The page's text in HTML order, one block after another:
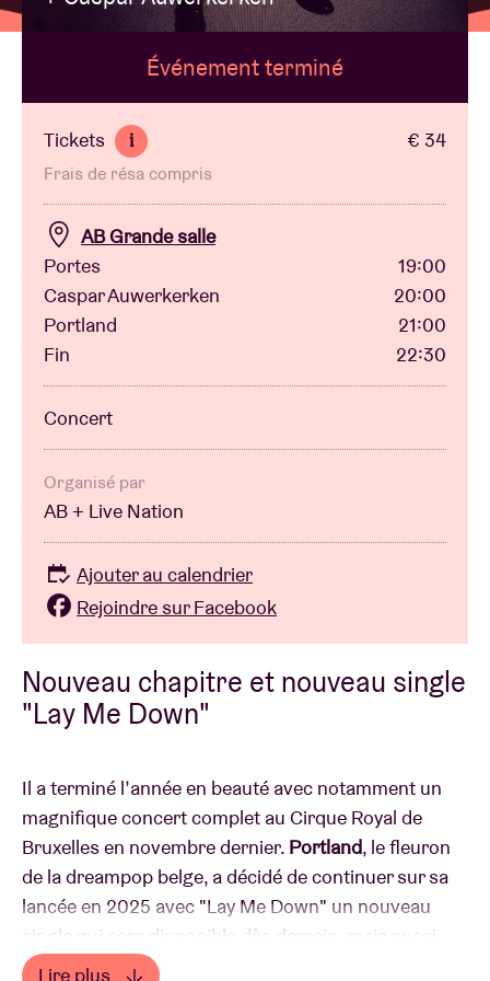
Location de salles
BRDCST
ABtv
Chèque-concert
À propos de l'AB
Contact
Nouveau chapitre et nouveau single
"Lay Me Down"
Il a terminé l’année en beauté avec notamment un
magnifique concert complet au Cirque Royal de
Bruxelles en novembre dernier. Portland, le fleuron
de la dreampop belge, a décidé de continuer sur sa
lancée en 2025 avec "Lay Me Down" un nouveau
single qui sera disponible dès demain, mais aussi
avec une nouvelle série de concerts !
Lire plus
Événement terminé
Tickets i € 34
Frais de résa compris
AB Grande salle
Portes
19:00
Caspar Auwerkerken
20:00
Portland
21:00
Fin
22:30
Concert
Organisé par
AB + Live Nation
Ajouter au calendrier
Rejoindre sur Facebook